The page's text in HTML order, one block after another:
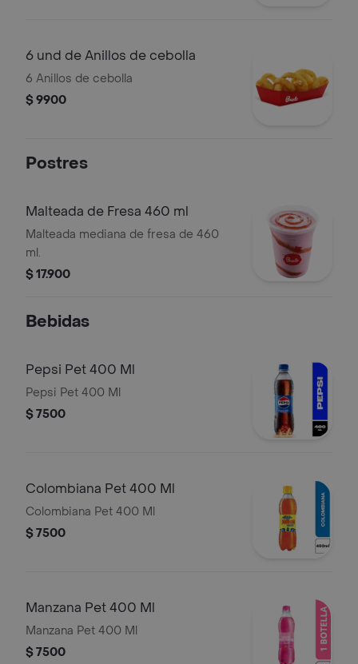
6 und de Anillos de cebolla
6 Anillos de cebolla
$ 9900
Postres
Malteada de Fresa 460 ml
Malteada mediana de fresa de 460
ml.
$ 17.900
Bebidas
Pepsi Pet 400 Ml
Pepsi Pet 400 Ml
$ 7500
Colombiana Pet 400 Ml
Colombiana Pet 400 Ml
$ 7500
Manzana Pet 400 Ml
Manzana Pet 400 Ml
$ 7500